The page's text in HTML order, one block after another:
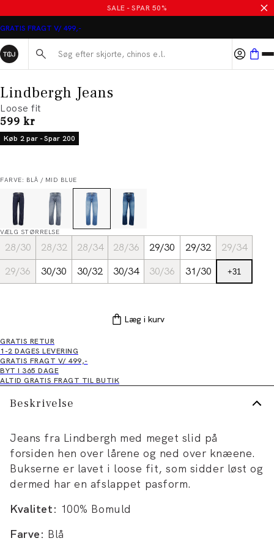
SALE - SPAR 50%
GRATIS FRAGT V/ 499,-
Søg her...
Lindbergh Jeans
Loose fit
I alt (inkl. rabat)
599 kr
Køb 2 par - Spar 200
FARVE: BLÅ / MID BLUE
VÆLG STØRRELSE
28/30 28/32 28/34 28/36 29/30 29/32
29/34
29/36
30/30 30/32 30/34 30/36 31/30 +31
Læg i kurv
GRATIS RETUR
1-2 DAGES LEVERING
GRATIS FRAGT V/ 499,-
BYT I 365 DAGE
ALTID GRATIS FRAGT TIL BUTIK
Beskrivelse
Jeans fra Lindbergh med meget slid på
forsiden hen over lårene og ned over knæene.
Bukserne er lavet i loose fit, som sidder løst og
dermed har en afslappet pasform.
Kvalitet: 100% Bomuld
Farve: Blå